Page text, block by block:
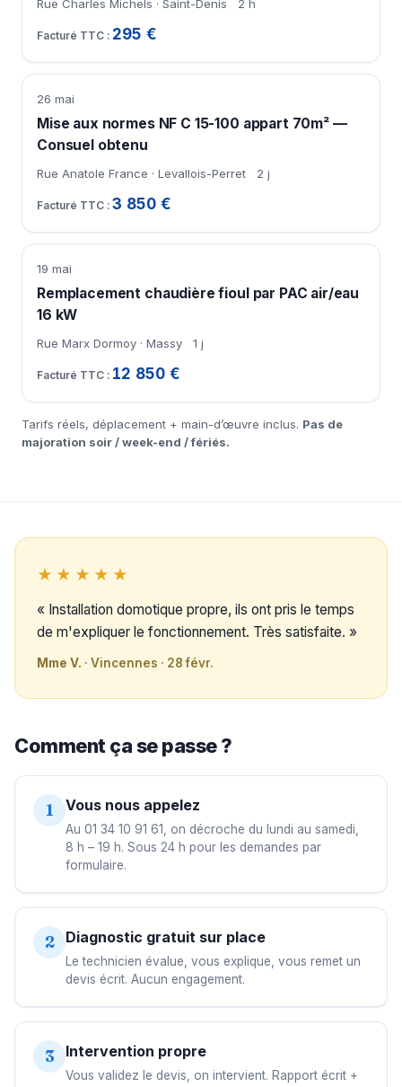
Rue Charles Michels · Saint-Denis 2 h
295 €
26 mai
Mise aux normes NF C 15-100 appart 70m² —
Consuel obtenu
Rue Anatole France · Levallois-Perret 2 j
3 850 €
19 mai
Remplacement chaudière fioul par PAC air/eau
16 kW
Rue Marx Dormoy · Massy 1 j
12 850 €
Tarifs réels, déplacement + main-d’œuvre inclus. Pas de
majoration soir / week-end / fériés.
★★★★★
« Installation domotique propre, ils ont pris le temps
de m'expliquer le fonctionnement. Très satisfaite. »
Mme V. · Vincennes · 28 févr.
Comment ça se passe ?
1 Vous nous appelez
Au 01 34 10 91 61, on décroche du lundi au samedi,
8 h – 19 h. Sous 24 h pour les demandes par
formulaire.
2 Diagnostic gratuit sur place
Le technicien évalue, vous explique, vous remet un
devis écrit. Aucun engagement.
3 Intervention propre
Vous validez le devis, on intervient. Rapport écrit +